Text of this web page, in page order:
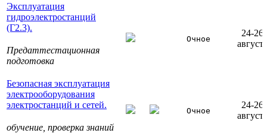
Эксплуатация
гидроэлектростанций
(Г2.3).
Предаттестационная
подготовка
Очное
24-26
августа
Безопасная эксплуатация
электрооборудования
электростанций и сетей.
обучение, проверка знаний
Очное
24-26
августа